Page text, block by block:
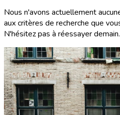
Nous n'avons actuellement
aux critères de recherche que
N'hésitez pas à réessayer demain.